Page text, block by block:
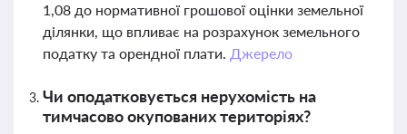
1,08 до нормативної грошової оцінки земельної
ділянки, що впливає на розрахунок земельного
податку та орендної плати. Джерело
Чи оподатковується нерухомість на
тимчасово окупованих територіях?